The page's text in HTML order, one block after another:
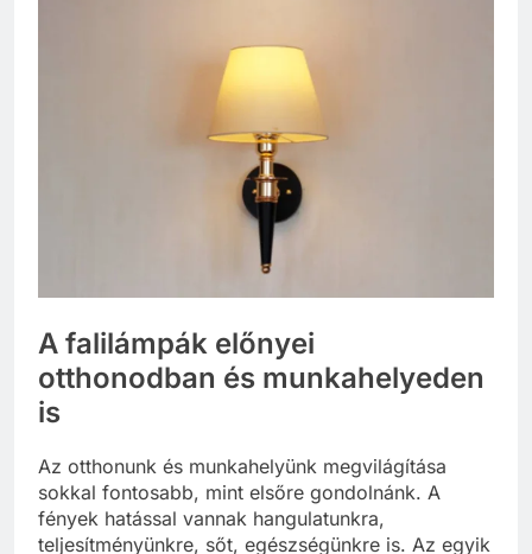
A falilámpák előnyei
otthonodban és munkahelyeden
is
Az otthonunk és munkahelyünk megvilágítása
sokkal fontosabb, mint elsőre gondolnánk. A
fények hatással vannak hangulatunkra,
teljesítményünkre, sőt, egészségünkre is. Az egyik